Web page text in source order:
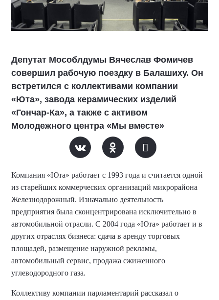
Депутат Мособлдумы Вячеслав Фомичев
совершил рабочую поездку в Балашиху. Он
встретился с коллективами компании
«Юта», завода керамических изделий
«Гончар-Ка», а также с активом
Молодежного центра «Мы вместе»
Компания «Юта» работает с 1993 года и считается одной
из старейших коммерческих организаций микрорайона
Железнодорожный. Изначально деятельность
предприятия была сконцентрирована исключительно в
автомобильной отрасли. С 2004 года «Юта» работает и в
других отраслях бизнеса: сдача в аренду торговых
площадей, размещение наружной рекламы,
автомобильный сервис, продажа сжиженного
углеводородного газа.
Коллективу компании парламентарий рассказал о